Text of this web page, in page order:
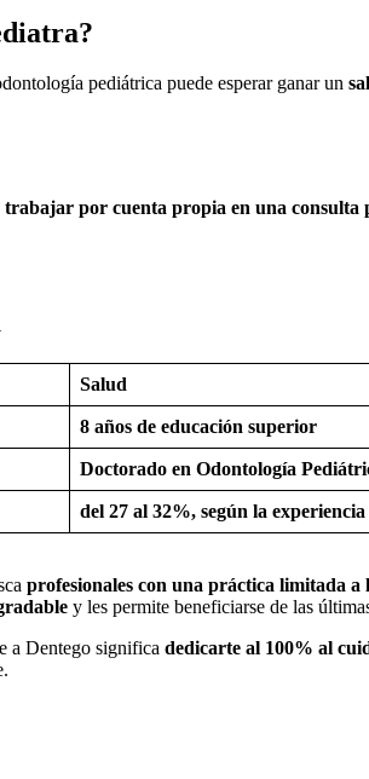
pediátrica puede esperar ganar un
trabajar por cuenta propia en una consulta
Salud
8 años de educación superior
Doctorado en Odontología
del 27 al 32%, según la experiencia
profesionales con una práctica limitada
y les permite beneficiarse de las
a Dentego significa dedicarte al 100% al